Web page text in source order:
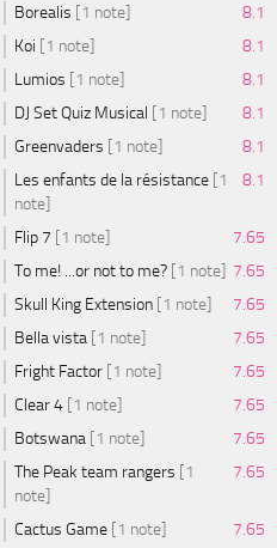
Borealis [1 note]
8.1
Koi [1 note]
8.1
Lumios [1 note]
8.1
DJ Set Quiz Musical [1 note]
8.1
Greenvaders [1 note]
8.1
Les enfants de la résistance [1
note]
8.1
Flip 7 [1 note]
7.65
To me! ...or not to me? [1 note]
7.65
Skull King Extension [1 note]
7.65
Bella vista [1 note]
7.65
Fright Factor [1 note]
7.65
Clear 4 [1 note]
7.65
Botswana [1 note]
7.65
The Peak team rangers [1
note]
7.65
Cactus Game [1 note] 7.65